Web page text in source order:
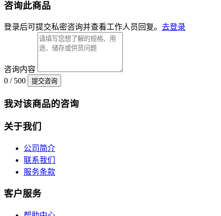
咨询此商品
登录后可提交私密咨询并查看工作人员回复。 去登录
咨询内容
0 / 500
提交咨询
我对该商品的咨询
关于我们
公司简介
联系我们
服务条款
客户服务